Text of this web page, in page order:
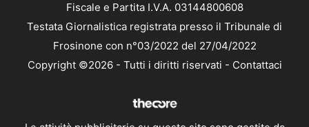
Fiscale e Partita I.V.A. 03144800608
Testata Giornalistica registrata presso il Tribunale di
Frosinone con n°03/2022 del 27/04/2022
Copyright ©2026 - Tutti i diritti riservati - Contattaci